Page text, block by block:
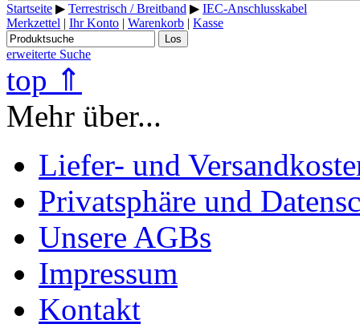
Startseite ▶ Terrestrisch / Breitband ▶ IEC-Anschlusskabel
Merkzettel | Ihr Konto | Warenkorb | Kasse
Los
erweiterte Suche
top ⇑
Mehr über...
Liefer- und
Privatsphäre und
Unsere AGBs
Impressum
Kontakt